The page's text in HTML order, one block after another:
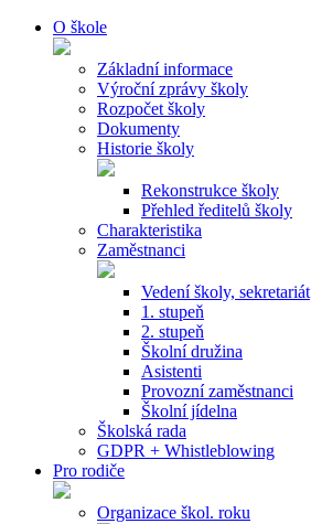
O škole
Základní informace
Výroční zprávy školy
Rozpočet školy
Dokumenty
Historie školy
Rekonstrukce školy
Přehled ředitelů školy
Charakteristika
Zaměstnanci
Vedení školy, sekretariát
1. stupeň
2. stupeň
Školní družina
Asistenti
Provozní zaměstnanci
Školní jídelna
Školská rada
GDPR + Whistleblowing
Pro rodiče
Organizace škol. roku